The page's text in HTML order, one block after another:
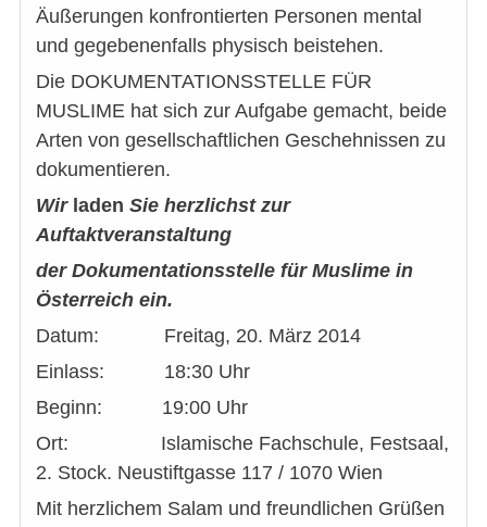
Äußerungen konfrontierten Personen mental
und gegebenenfalls physisch beistehen.
Die DOKUMENTATIONSSTELLE FÜR
MUSLIME hat sich zur Aufgabe gemacht, beide
Arten von gesellschaftlichen Geschehnissen zu
dokumentieren.
Wir laden Sie herzlichst zur
Auftaktveranstaltung
der Dokumentationsstelle für Muslime in
Österreich ein.
Datum: Freitag, 20. März 2014
Einlass: 18:30 Uhr
Beginn: 19:00 Uhr
Ort: Islamische Fachschule, Festsaal,
2. Stock. Neustiftgasse 117 / 1070 Wien
Mit herzlichem Salam und freundlichen Grüßen